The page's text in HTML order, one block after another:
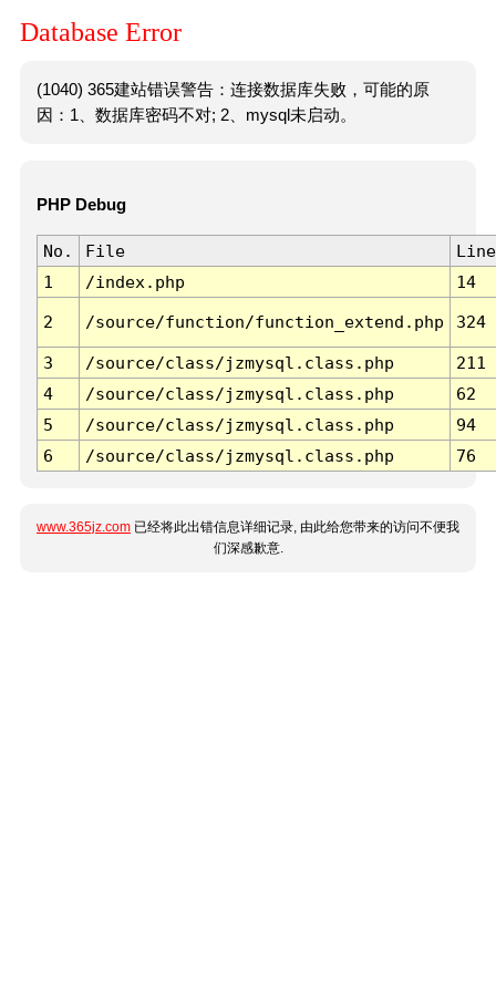
Database Error
(1040) 365建站错误警告：连接数据库失败，可能的原
因：1、数据库密码不对; 2、mysql未启动。
PHP Debug
No. File
Line
1
/index.php 14
2 /source/function/function_extend.php 324
3 /source/class/jzmysql.class.php
211
4
/source/class/jzmysql.class.php
62
5
/source/class/jzmysql.class.php
94
6
/source/class/jzmysql.class.php 76
www.365jz.com 已经将此出错信息详细记录, 由此给您带来的访问不便我
们深感歉意.